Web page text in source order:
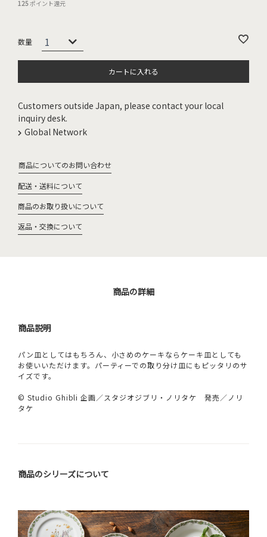
125ポイント還元
カートに入れる
Customers outside Japan, please contact your local
inquiry desk.
Global Network
商品についてのお問い合わせ
配送・送料について
商品のお取り扱いについて
返品・交換について
商品の詳細
商品説明
パン皿としてはもちろん、小さめのケーキならケーキ皿としても
お使いいただけます。パーティーでの取り分け皿にもピッタリのサ
イズです。
© Studio Ghibli 企画／スタジオジブリ・ノリタケ 発売／ノリ
タケ
商品のシリーズについて